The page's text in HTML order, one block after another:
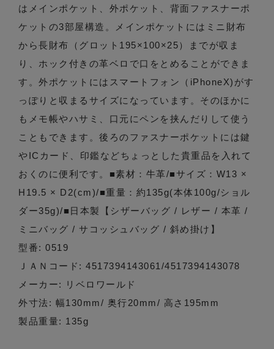
はメインポケット、外ポケット、背面ファスナーポ
ケットの3部屋構造。メインポケットにはミニ財布
から長財布（グロット195×100×25）までが収ま
り、ホック付きの革ベロで口をとめることができま
す。外ポケットにはスマートフォン（iPhoneX)がす
っぽりと収まるサイズになっています。そのほかに
もメモ帳やハサミ、口元にペンを挟んだりして使う
こともできます。後ろのファスナーポケットには鍵
やICカード、印鑑などちょっとした貴重品を入れて
おくのに便利です。■素材：牛革/■サイズ：W13 ×
H19.5 × D2(cm)/■重量：約135g(本体100g/ショル
ダー35g)/■日本製【シザーバッグ / レザー / 本革 /
ミニバッグ / サコッシュバッグ / 斜め掛け】
型番: 0519
ＪＡＮコード: 4517394143061/4517394143078
メーカー: リベロワールド
外寸法: 幅130mm/ 奥行20mm/ 高さ195mm
製品重量: 135g